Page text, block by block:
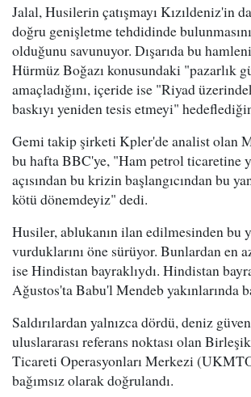
Jalal, Husilerin çatışmayı Kızıldeniz'in
doğru genişletme tehdidinde
olduğunu savunuyor. Dışarıda bu
Hürmüz Boğazı konusundaki "pazarlık
amaçladığını, içeride ise "Riyad
baskıyı yeniden tesis etmeyi"
Gemi takip şirketi Kpler'de analist olan
bu hafta BBC'ye, "Ham petrol ticaretine
açısından bu krizin başlangıcından bu
kötü dönemdeyiz" dedi.
Husiler, ablukanın ilan edilmesinden bu
vurduklarını öne sürüyor. Bunlardan en
ise Hindistan bayraklıydı. Hindistan
Ağustos'ta Babu'l Mendeb yakınlarında
Saldırılardan yalnızca dördü, deniz
uluslararası referans noktası olan
Ticareti Operasyonları Merkezi
bağımsız olarak doğrulandı.